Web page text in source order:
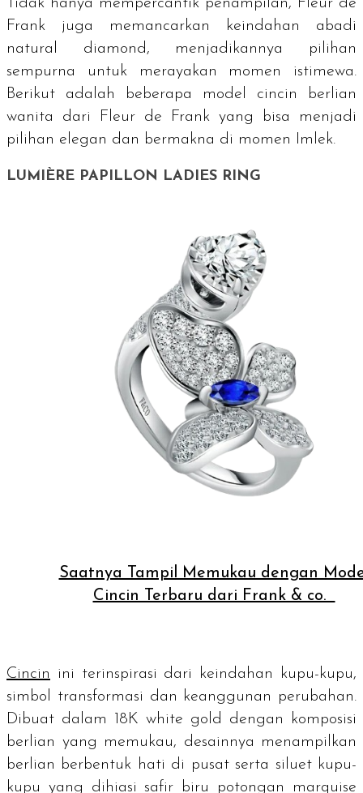
Frank juga memancarkan keindahan abadi
natural diamond , menjadikannya pilihan
sempurna untuk merayakan momen istimewa.
Berikut adalah beberapa model cincin berlian
wanita dari Fleur de Frank yang bisa menjadi
pilihan elegan dan bermakna di momen Imlek.
LUMIÈRE PAPILLON LADIES RING
Saatnya Tampil Memukau dengan
Cincin Terbaru dari Frank & co.
Cincin ini terinspirasi dari keindahan kupu-kupu,
simbol transformasi dan keanggunan perubahan.
Dibuat dalam 18K white gold
dengan komposisi
berlian yang memukau, desainnya menampilkan
berlian berbentuk hati di pusat serta siluet kupu-
kupu yang dihiasi safir biru potongan marquise